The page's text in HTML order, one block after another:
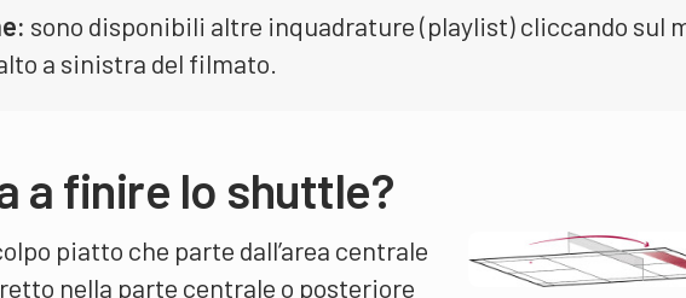
sono disponibili altre inquadrature (playlist) cliccando sul
a sinistra del filmato.
a finire lo shuttle?
piatto che parte dall’area centrale
nella parte centrale o posteriore